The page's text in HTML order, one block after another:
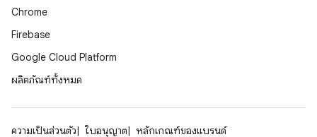
Chrome
Firebase
Google Cloud Platform
ผลิตภัณฑ์ทั้งหมด
ความเป็นส่วนตัว ใบอนุญาต
หลักเกณฑ์ของแบรนด์